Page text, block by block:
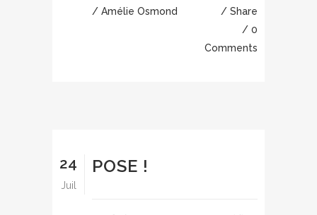
/ Amélie Osmond
Share
0
Comments
24
Juil
POSE !